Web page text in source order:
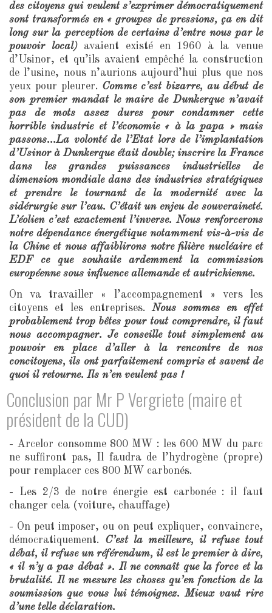
des citoyens qui veulent s’exprimer démocratiquement
sont transformés en « groupes de pressions, ça en dit
long sur la perception de certains d’entre nous par le
pouvoir local)avaient existé en 1960 à la venue
d’Usinor, et qu’ils avaient empêché la construction
de l’usine, nous n’aurions aujourd’hui plus que nos
yeux pour pleurer. Comme c’est bizarre, au début de
son premier mandat le maire de Dunkerque n’avait
pas de mots assez dures pour condamner cette
horrible industrie et l’économie « à la papa » mais
passons…La volonté de l’Etat lors de l’implantation
d’Usinor à Dunkerque était double; inscrire la France
dans les grandes puissances industrielles de
dimension mondiale dans des industries stratégiques
et prendre le tournant de la modernité avec la
sidérurgie sur l’eau. C’était un enjeu de souveraineté.
L’éolien c’est exactement l’inverse. Nous renforcerons
notre dépendance énergétique notamment vis-à-vis de
la Chine et nous affaiblirons notre filière nucléaire et
EDF ce que souhaite ardemment la commission
européenne sous influence allemande et autrichienne.
On va travailler « l’accompagnement » vers les
citoyens et les entreprises.Nous sommes en effet
probablement trop bêtes pour tout comprendre, il faut
nous accompagner. Je conseille tout simplement au
pouvoir en place d’aller à la rencontre de nos
concitoyens, ils ont parfaitement compris et savent de
quoi il retourne. Ils n’en veulent pas !
Conclusion par Mr P Vergriete (maire et
président de la CUD)
- Arcelor consomme 800 MW : les 600 MW du parc
ne suffiront pas, Il faudra de l’hydrogène (propre)
pour remplacer ces 800 MW carbonés.
- Les 2/3 de notre énergie est carbonée : il faut
changer cela (voiture, chauffage)
- On peut imposer, ou on peut expliquer, convaincre,
démocratiquement. C’est la meilleure, il refuse tout
débat, il refuse un référendum, il est le premier à dire,
« il n’y a pas débat ». Il ne connaît que la force et la
brutalité. Il ne mesure les choses qu’en fonction de la
soumission que vous lui témoignez. Mieux vaut rire
d’une telle déclaration.